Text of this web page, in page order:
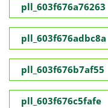
pll_603f676a76263
pll_603f676adbc8a
pll_603f676b7af55
pll_603f676c5fafe